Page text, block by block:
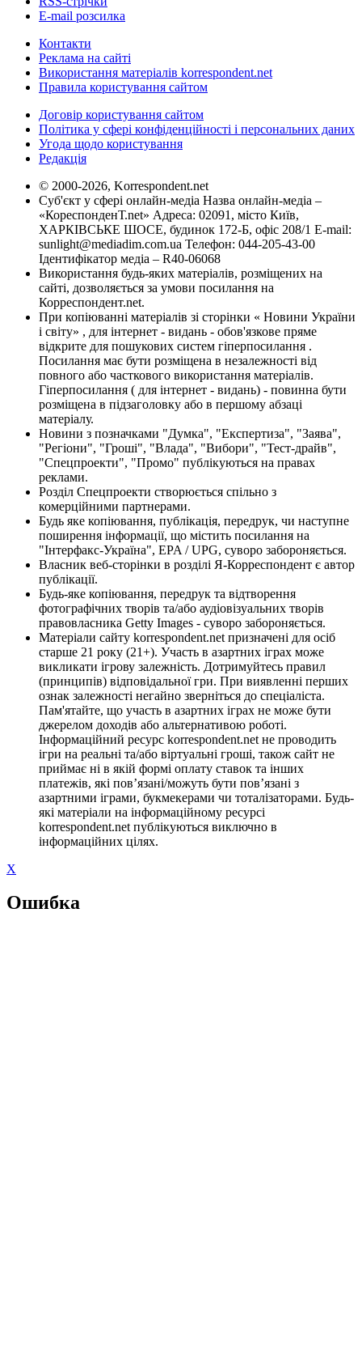
E-mail розсилка
Контакти
Реклама на сайті
Використання матеріалів korrespondent.net
Правила користування сайтом
Договір користування сайтом
Політика у сфері конфіденційності і персональних даних
Угода щодо користування
Редакція
© 2000-2026, Korrespondent.net
Суб'єкт у сфері онлайн-медіа Назва онлайн-медіа –
«КореспонденТ.net» Адреса: 02091, місто Київ,
ХАРКІВСЬКЕ ШОСЕ, будинок 172-Б, офіс 208/1 E-mail:
sunlight@mediadim.com.ua Телефон: 044-205-43-00
Ідентифікатор медіа – R40-06068
Використання будь-яких матеріалів, розміщених на
сайті, дозволяється за умови посилання на
Корреспондент.net.
При копіюванні матеріалів зі сторінки « Новини України
і світу» , для інтернет - видань - обов'язкове пряме
відкрите для пошукових систем гіперпосилання .
Посилання має бути розміщена в незалежності від
повного або часткового використання матеріалів.
Гіперпосилання ( для інтернет - видань) - повинна бути
розміщена в підзаголовку або в першому абзаці
матеріалу.
Новини з позначками "Думка", "Експертиза", "Заява",
"Регіони", "Гроші", "Влада", "Вибори", "Тест-драйв",
"Спецпроекти", "Промо" публікуються на правах
реклами.
Розділ Спецпроекти створюється спільно з
комерційними партнерами.
Будь яке копіювання, публікація, передрук, чи наступне
поширення інформації, що містить посилання на
"Інтерфакс-Україна", EPA / UPG, суворо забороняється.
Власник веб-сторінки в розділі Я-Корреспондент є автор
публікації.
Будь-яке копіювання, передрук та відтворення
фотографічних творів та/або аудіовізуальних творів
правовласника Getty Images - суворо забороняється.
Матеріали сайту korrespondent.net призначені для осіб
старше 21 року (21+). Участь в азартних іграх може
викликати ігрову залежність. Дотримуйтесь правил
(принципів) відповідальної гри. При виявленні перших
ознак залежності негайно зверніться до спеціаліста.
Пам'ятайте, що участь в азартних іграх не може бути
джерелом доходів або альтернативою роботі.
Інформаційний ресурс korrespondent.net не проводить
ігри на реальні та/або віртуальні гроші, також сайт не
приймає ні в якій формі оплату ставок та інших
платежів, які пов’язані/можуть бути пов’язані з
азартними іграми, букмекерами чи тоталізаторами. Будь-
які матеріали на інформаційному ресурсі
korrespondent.net публікуються виключно в
інформаційних цілях.
X
Ошибка